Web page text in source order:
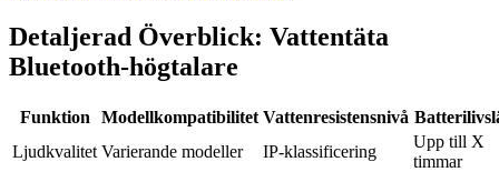
Detaljerad Överblick: Vattentäta
Bluetooth-högtalare
Funktion Modellkompatibilitet Vattenresistensnivå
Ljudkvalitet Varierande modeller IP-klassificering
Upp till X
timmar